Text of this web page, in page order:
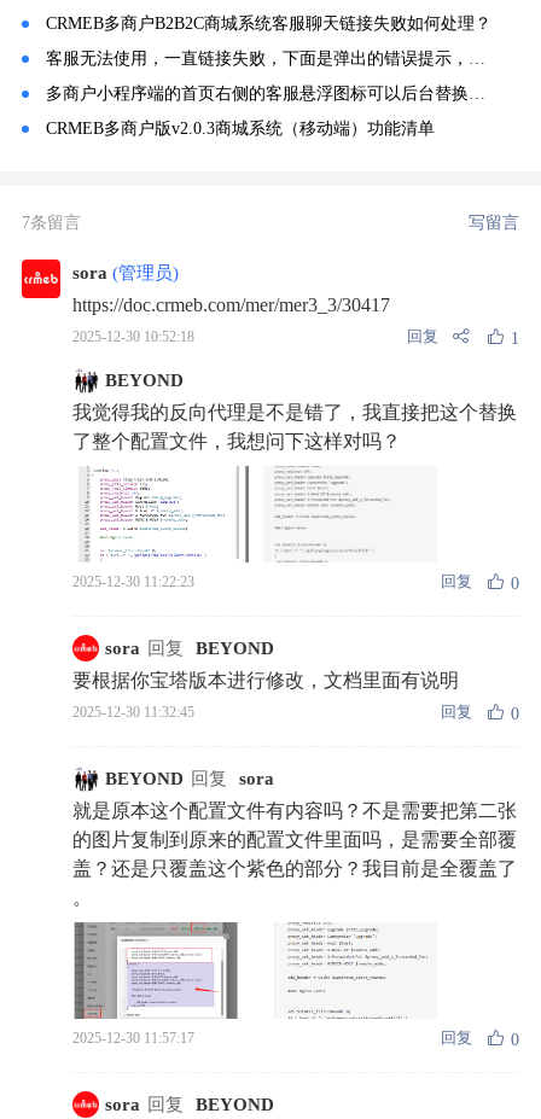
CRMEB多商户B2B2C商城系统客服聊天链接失败如何处理？
客服无法使用，一直链接失败，下面是弹出的错误提示，点确定就无法链接，刷新出一条WSS的错误
多商户小程序端的首页右侧的客服悬浮图标可以后台替换吗？
CRMEB多商户版v2.0.3商城系统（移动端）功能清单
7条留言 写留言
sora (管理员)
https://doc.crmeb.com/mer/mer3_3/30417
2025-12-30 10:52:18 回复 1
BEYOND
我觉得我的反向代理是不是错了，我直接把这个替换
了整个配置文件，我想问下这样对吗？
2025-12-30 11:22:23 回复 0
sora 回复 BEYOND
要根据你宝塔版本进行修改，文档里面有说明
2025-12-30 11:32:45 回复 0
BEYOND 回复 sora
就是原本这个配置文件有内容吗？不是需要把第二张
的图片复制到原来的配置文件里面吗，是需要全部覆
盖？还是只覆盖这个紫色的部分？我目前是全覆盖了
。
2025-12-30 11:57:17 回复 0
sora 回复 BEYOND